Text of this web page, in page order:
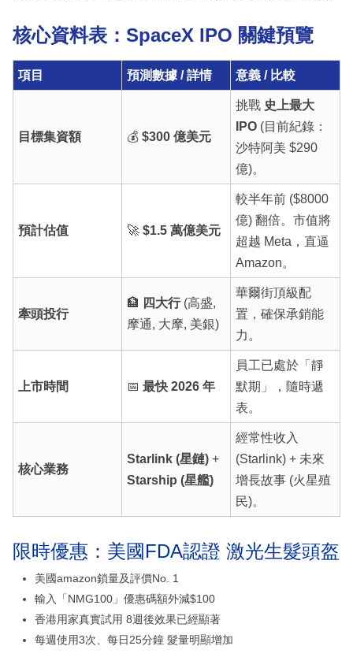
核心資料表：SpaceX IPO 關鍵預覽
項目 預測數據 / 詳情 意義 / 比較
目標集資額 💰 $300 億美元
挑戰 史上最大
IPO(目前紀錄：
沙特阿美 $290
億)。
預計估值 🚀 $1.5 萬億美元
較半年前 ($8000
億) 翻倍。市值將
超越 Meta，直逼
Amazon。
牽頭投行
🏦 四大行(高盛,
摩通, 大摩, 美銀)
華爾街頂級配
置，確保承銷能
力。
上市時間 📅 最快 2026 年
員工已處於「靜
默期」，隨時遞
表。
核心業務
Starlink (星鏈)+
Starship (星艦)
經常性收入
(Starlink) + 未來
增長故事 (火星殖
民)。
限時優惠：美國FDA認證 激光生髮頭盔
美國amazon鎖量及評價No. 1
輸入「NMG100」優惠碼額外減$100
香港用家真實試用 8週後效果已經顯著
每週使用3次、每日25分鐘 髮量明顯增加